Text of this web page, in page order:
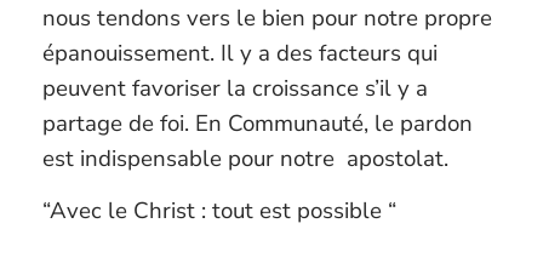
nous tendons vers le bien pour notre propre
épanouissement. Il y a des facteurs qui
peuvent favoriser la croissance s’il y a
partage de foi. En Communauté, le pardon
est indispensable pour notre apostolat.
“Avec le Christ : tout est possible “